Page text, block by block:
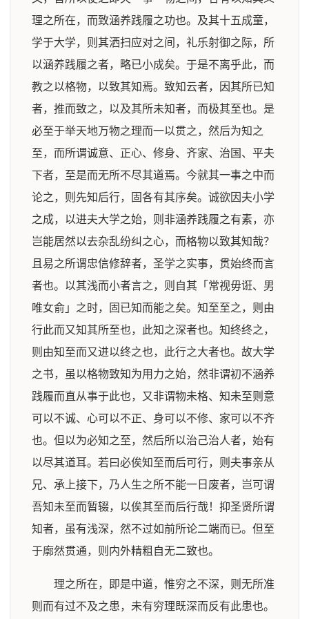
理之所在，而致涵养践履之功也。及其十五成童，
学于大学，则其洒扫应对之间，礼乐射御之际，所
以涵养践履之者，略已小成矣。于是不离乎此，而
教之以格物，以致其知焉。致知云者，因其所已知
者，推而致之，以及其所未知者，而极其至也。是
必至于举天地万物之理而一以贯之，然后为知之
至，而所谓诚意、正心、修身、齐家、治国、平夫
下者，至是而无所不尽其道焉。今就其一事之中而
论之，则先知后行，固各有其序矣。诚欲因夫小学
之成，以进夫大学之始，则非涵养践履之有素，亦
岂能居然以去杂乱纷纠之心，而格物以致其知哉？
且易之所谓忠信修辞者，圣学之实事，贯始终而言
者也。以其浅而小者言之，则自其「常视毋诳、男
唯女俞」之时，固已知而能之矣。知至至之，则由
行此而又知其所至也，此知之深者也。知终终之，
则由知至而又进以终之也，此行之大者也。故大学
之书，虽以格物致知为用力之始，然非谓初不涵养
践履而直从事于此也，又非谓物未格、知未至则意
可以不诚、心可以不正、身可以不修、家可以不齐
也。但以为必知之至，然后所以治己治人者，始有
以尽其道耳。若曰必俟知至而后可行，则夫事亲从
兄、承上接下，乃人生之所不能一日废者，岂可谓
吾知未至而暂辍，以俟其至而后行哉！抑圣贤所谓
知者，虽有浅深，然不过如前所论二端而已。但至
于廓然贯通，则内外精粗自无二致也。
理之所在，即是中道，惟穷之不深，则无所准
则而有过不及之患，未有穷理既深而反有此患也。